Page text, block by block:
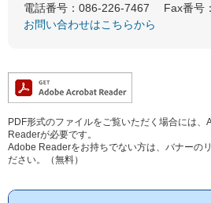
電話番号：086-226-7467
Fax番号
お問い合わせはこちらから
PDF形式のファイルをご覧いただく場合には
Readerが必要です。
Adobe Readerをお持ちでない方は、バナーの
ださい。（無料）